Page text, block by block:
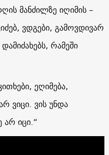
მანძილზე იღიმის –
ვდგები, გამოვდივარ
რამეში
ეღიმება,
ვიცი. ვის უნდა
არ იცი.“